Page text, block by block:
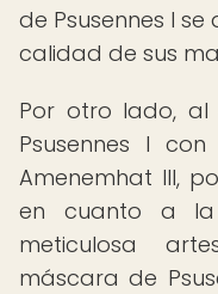
de Psusennes I
calidad de sus
Por otro lado,
Psusennes I
Amenemhat III,
en cuanto a
meticulosa
máscara de